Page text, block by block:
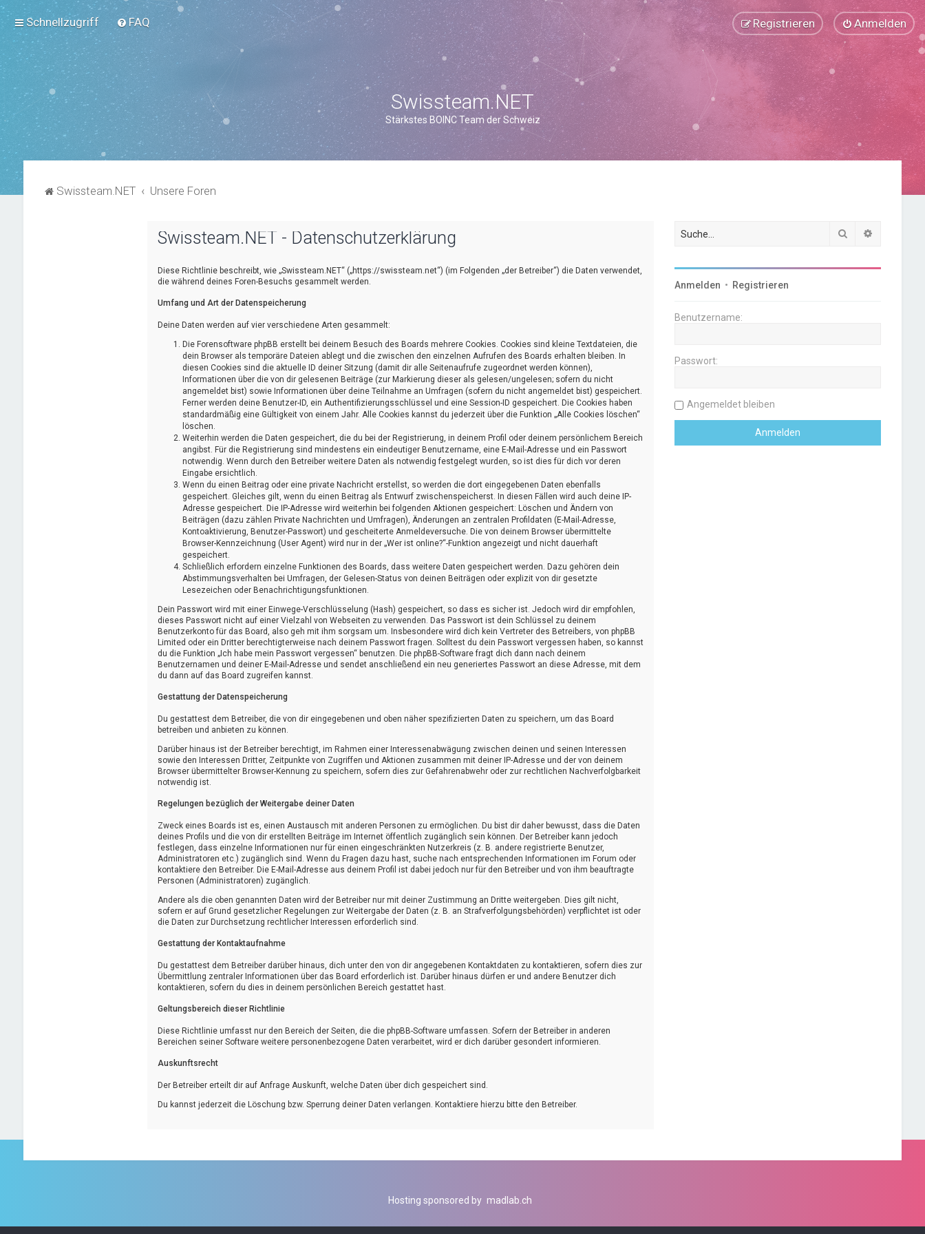
Schnellzugriff FAQ Anmelden
Registrieren
Swissteam.NET
Stärkstes BOINC Team der Schweiz
Swissteam.NET Unsere Foren
Swissteam.NET - Datenschutzerklärung
Diese Richtlinie beschreibt, wie „Swissteam.NET“ („https://swissteam.net“) (im Folgenden „der Betreiber“) die Daten verwendet,
die während deines Foren-Besuchs gesammelt werden.
Umfang und Art der Datenspeicherung
Deine Daten werden auf vier verschiedene Arten gesammelt:
Die Forensoftware phpBB erstellt bei deinem Besuch des Boards mehrere Cookies. Cookies sind kleine Textdateien, die
dein Browser als temporäre Dateien ablegt und die zwischen den einzelnen Aufrufen des Boards erhalten bleiben. In
diesen Cookies sind die aktuelle ID deiner Sitzung (damit dir alle Seitenaufrufe zugeordnet werden können),
Informationen über die von dir gelesenen Beiträge (zur Markierung dieser als gelesen/ungelesen; sofern du nicht
angemeldet bist) sowie Informationen über deine Teilnahme an Umfragen (sofern du nicht angemeldet bist) gespeichert.
Ferner werden deine Benutzer-ID, ein Authentifizierungsschlüssel und eine Session-ID gespeichert. Die Cookies haben
standardmäßig eine Gültigkeit von einem Jahr. Alle Cookies kannst du jederzeit über die Funktion „Alle Cookies löschen“
löschen.
Weiterhin werden die Daten gespeichert, die du bei der Registrierung, in deinem Profil oder deinem persönlichem Bereich
angibst. Für die Registrierung sind mindestens ein eindeutiger Benutzername, eine E-Mail-Adresse und ein Passwort
notwendig. Wenn durch den Betreiber weitere Daten als notwendig festgelegt wurden, so ist dies für dich vor deren
Eingabe ersichtlich.
Wenn du einen Beitrag oder eine private Nachricht erstellst, so werden die dort eingegebenen Daten ebenfalls
gespeichert. Gleiches gilt, wenn du einen Beitrag als Entwurf zwischenspeicherst. In diesen Fällen wird auch deine IP-
Adresse gespeichert. Die IP-Adresse wird weiterhin bei folgenden Aktionen gespeichert: Löschen und Ändern von
Beiträgen (dazu zählen Private Nachrichten und Umfragen), Änderungen an zentralen Profildaten (E-Mail-Adresse,
Kontoaktivierung, Benutzer-Passwort) und gescheiterte Anmeldeversuche. Die von deinem Browser übermittelte
Browser-Kennzeichnung (User Agent) wird nur in der „Wer ist online?“-Funktion angezeigt und nicht dauerhaft
gespeichert.
Schließlich erfordern einzelne Funktionen des Boards, dass weitere Daten gespeichert werden. Dazu gehören dein
Abstimmungsverhalten bei Umfragen, der Gelesen-Status von deinen Beiträgen oder explizit von dir gesetzte
Lesezeichen oder Benachrichtigungsfunktionen.
Dein Passwort wird mit einer Einwege-Verschlüsselung (Hash) gespeichert, so dass es sicher ist. Jedoch wird dir empfohlen,
dieses Passwort nicht auf einer Vielzahl von Webseiten zu verwenden. Das Passwort ist dein Schlüssel zu deinem
Benutzerkonto für das Board, also geh mit ihm sorgsam um. Insbesondere wird dich kein Vertreter des Betreibers, von phpBB
Limited oder ein Dritter berechtigterweise nach deinem Passwort fragen. Solltest du dein Passwort vergessen haben, so kannst
du die Funktion „Ich habe mein Passwort vergessen“ benutzen. Die phpBB-Software fragt dich dann nach deinem
Benutzernamen und deiner E-Mail-Adresse und sendet anschließend ein neu generiertes Passwort an diese Adresse, mit dem
du dann auf das Board zugreifen kannst.
Gestattung der Datenspeicherung
Du gestattest dem Betreiber, die von dir eingegebenen und oben näher spezifizierten Daten zu speichern, um das Board
betreiben und anbieten zu können.
Darüber hinaus ist der Betreiber berechtigt, im Rahmen einer Interessenabwägung zwischen deinen und seinen Interessen
sowie den Interessen Dritter, Zeitpunkte von Zugriffen und Aktionen zusammen mit deiner IP-Adresse und der von deinem
Browser übermittelter Browser-Kennung zu speichern, sofern dies zur Gefahrenabwehr oder zur rechtlichen Nachverfolgbarkeit
notwendig ist.
Regelungen bezüglich der Weitergabe deiner Daten
Zweck eines Boards ist es, einen Austausch mit anderen Personen zu ermöglichen. Du bist dir daher bewusst, dass die Daten
deines Profils und die von dir erstellten Beiträge im Internet öffentlich zugänglich sein können. Der Betreiber kann jedoch
festlegen, dass einzelne Informationen nur für einen eingeschränkten Nutzerkreis (z. B. andere registrierte Benutzer,
Administratoren etc.) zugänglich sind. Wenn du Fragen dazu hast, suche nach entsprechenden Informationen im Forum oder
kontaktiere den Betreiber. Die E-Mail-Adresse aus deinem Profil ist dabei jedoch nur für den Betreiber und von ihm beauftragte
Personen (Administratoren) zugänglich.
Andere als die oben genannten Daten wird der Betreiber nur mit deiner Zustimmung an Dritte weitergeben. Dies gilt nicht,
sofern er auf Grund gesetzlicher Regelungen zur Weitergabe der Daten (z. B. an Strafverfolgungsbehörden) verpflichtet ist oder
die Daten zur Durchsetzung rechtlicher Interessen erforderlich sind.
Gestattung der Kontaktaufnahme
Du gestattest dem Betreiber darüber hinaus, dich unter den von dir angegebenen Kontaktdaten zu kontaktieren, sofern dies zur
Übermittlung zentraler Informationen über das Board erforderlich ist. Darüber hinaus dürfen er und andere Benutzer dich
kontaktieren, sofern du dies in deinem persönlichen Bereich gestattet hast.
Geltungsbereich dieser Richtlinie
Diese Richtlinie umfasst nur den Bereich der Seiten, die die phpBB-Software umfassen. Sofern der Betreiber in anderen
Bereichen seiner Software weitere personenbezogene Daten verarbeitet, wird er dich darüber gesondert informieren.
Auskunftsrecht
Der Betreiber erteilt dir auf Anfrage Auskunft, welche Daten über dich gespeichert sind.
Du kannst jederzeit die Löschung bzw. Sperrung deiner Daten verlangen. Kontaktiere hierzu bitte den Betreiber.
Suche
Anmelden • Registrieren
Benutzername:
Passwort:
Angemeldet bleiben
Hosting sponsored by madlab.ch